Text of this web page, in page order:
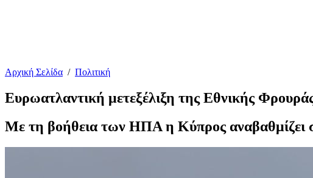
Αρχική Σελίδα / Πολιτική
Ευρωατλαντική μετεξέλιξη της Εθνικής
Με τη βοήθεια των ΗΠΑ η Κύπρος αναβαθμίζει